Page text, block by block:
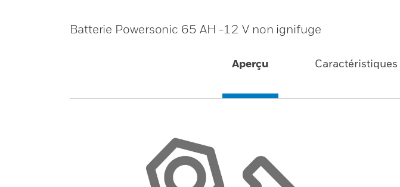
Batterie Powersonic 65 AH -12 V non ignifuge
Aperçu Caractéristiques